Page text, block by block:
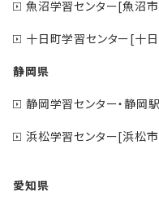
魚沼学習センター[魚沼
十日町学習センター[十
静岡県
静岡学習センター・静岡
浜松学習センター[浜松
愛知県